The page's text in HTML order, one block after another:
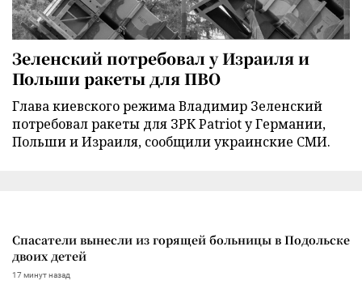
Зеленский потребовал у Израиля и
Польши ракеты для ПВО
Глава киевского режима Владимир Зеленский
потребовал ракеты для ЗРК Patriot у Германии,
Польши и Израиля, сообщили украинские СМИ.
Спасатели вынесли из горящей больницы в Подольске
двоих детей
17 минут назад